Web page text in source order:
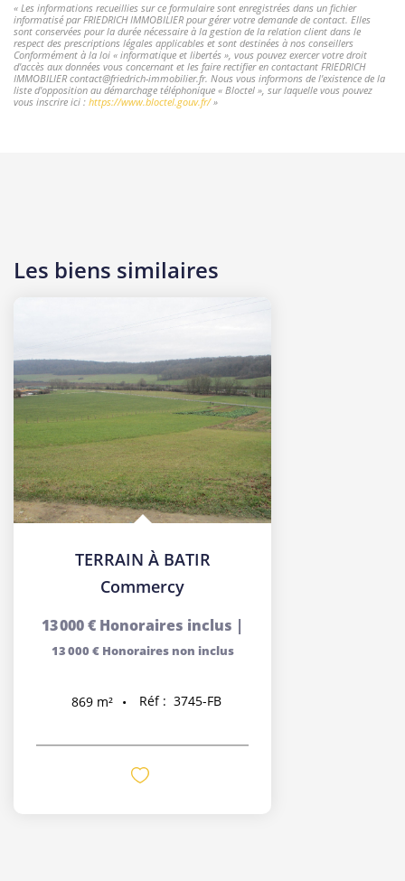
« Les informations recueillies sur ce formulaire sont enregistrées dans un fichier
informatisé par FRIEDRICH IMMOBILIER pour gérer votre demande de contact. Elles
sont conservées pour la durée nécessaire à la gestion de la relation client dans le
respect des prescriptions légales applicables et sont destinées à nos conseillers
Conformément à la loi « informatique et libertés », vous pouvez exercer votre droit
d'accès aux données vous concernant et les faire rectifier en contactant FRIEDRICH
IMMOBILIER contact@friedrich-immobilier.fr. Nous vous informons de l'existence de la
liste d'opposition au démarchage téléphonique « Bloctel », sur laquelle vous pouvez
vous inscrire ici : https://www.bloctel.gouv.fr/»
Les biens similaires
TERRAIN À BATIR
Commercy
13 000 € Honoraires inclus |
13 000 € Honoraires non inclus
869 m² Réf : 3745-FB